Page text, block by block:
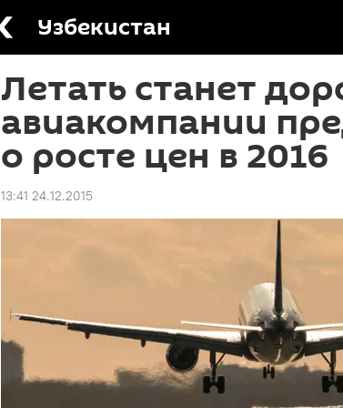
Узбекистан
Летать станет
авиакомпании
о росте цен в 2016
13:41 24.12.2015